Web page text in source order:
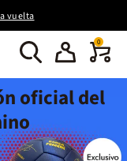
vuelta
0
oficial del